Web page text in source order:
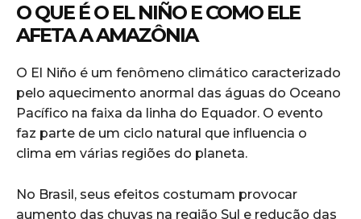
O QUE É O EL NIÑO E COMO ELE
AFETA A AMAZÔNIA
O El Niño é um fenômeno climático caracterizado
pelo aquecimento anormal das águas do Oceano
Pacífico na faixa da linha do Equador. O evento
faz parte de um ciclo natural que influencia o
clima em várias regiões do planeta.
No Brasil, seus efeitos costumam provocar
aumento das chuvas na região Sul e redução das